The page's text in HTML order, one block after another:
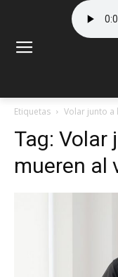
Etiquetas Volar junto a
Tag: Volar
mueren al